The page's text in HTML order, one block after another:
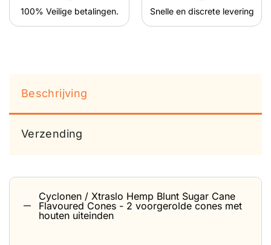
100% Veilige betalingen. Snelle en discrete levering
Beschrijving
Verzending
Cyclonen / Xtraslo Hemp Blunt Sugar Cane
Flavoured Cones - 2 voorgerolde cones met
houten uiteinden